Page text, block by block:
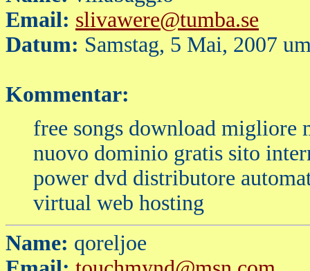
Email: slivawere@tumba.se
Datum: Samstag, 5 Mai, 2007
Kommentar:
free songs download migliore
nuovo dominio gratis sito
power dvd distributore
virtual web hosting
Name: qoreljoe